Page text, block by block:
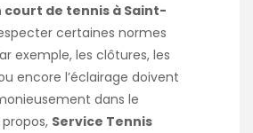
de tennis à Saint-
certaines normes
exemple, les clôtures, les
encore l’éclairage doivent
dans le
Service Tennis